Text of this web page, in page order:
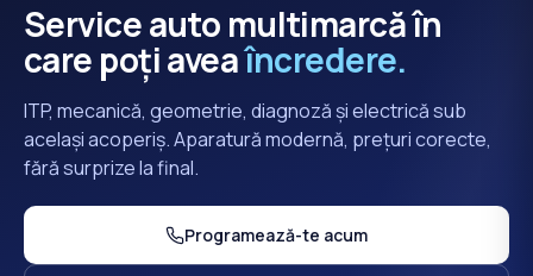
Service auto multimarcă în
care poți aveaîncredere.
ITP, mecanică, geometrie, diagnoză și electrică sub
același acoperiș. Aparatură modernă, prețuri corecte,
fără surprize la final.
Programează-te acum